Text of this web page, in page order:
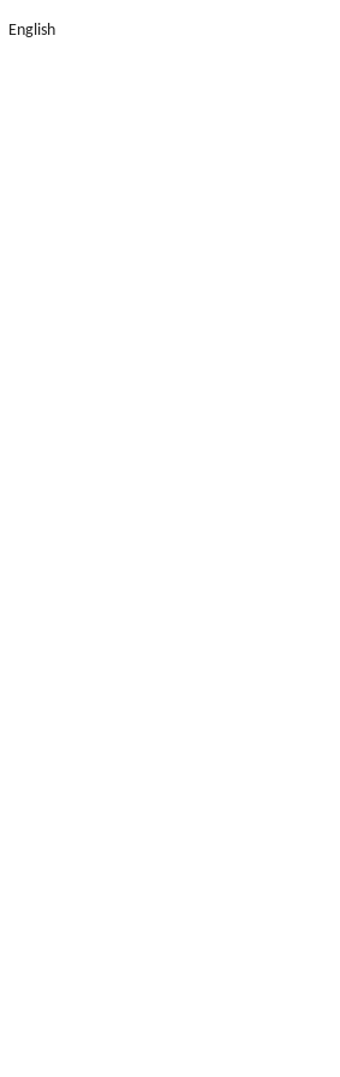
English